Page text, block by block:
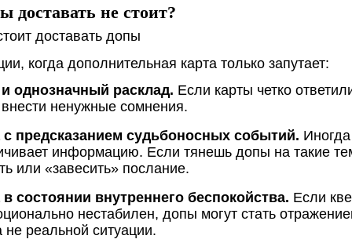
доставать не стоит?
когда дополнительная карта только запутает:
однозначный расклад. Если карты четко
ненужные сомнения.
с предсказанием судьбоносных событий.
информацию. Если тянешь допы на такие
или «завесить» послание.
состоянии внутреннего беспокойства. Если
нестабилен, допы могут стать
реальной ситуации.